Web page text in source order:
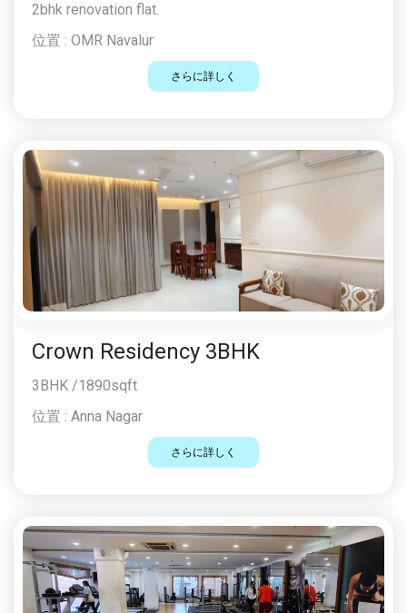
2bhk renovation flat.
位置 : OMR Navalur
さらに詳しく
Crown Residency 3BHK
3BHK /1890sqft
位置 : Anna Nagar
さらに詳しく